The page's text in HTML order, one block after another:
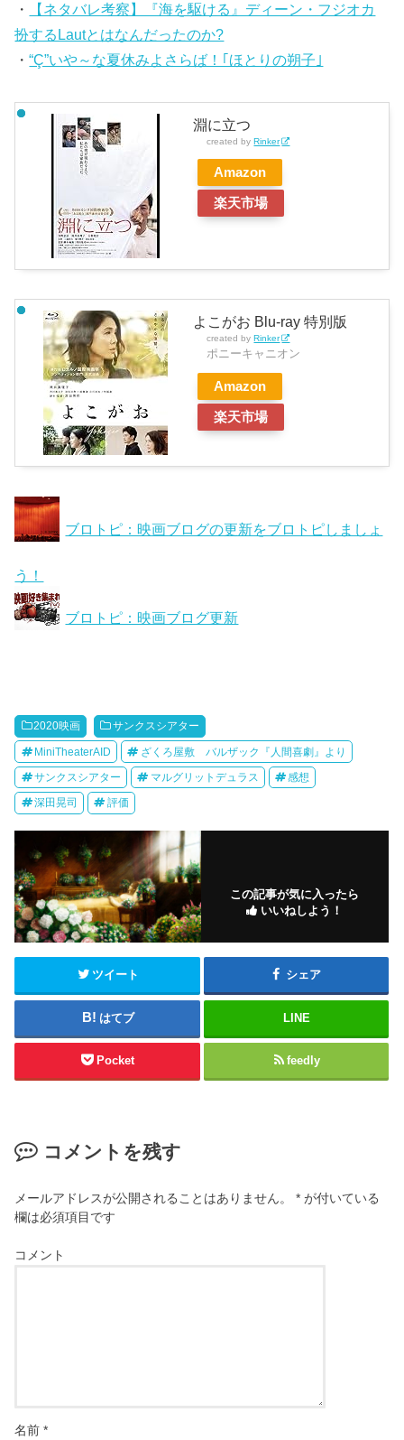
・
【ネタバレ考察】『海を駆ける』ディーン・フジオカ
扮するLautとはなんだったのか?
・“Ç”いや～な夏休みよさらば！｢ほとりの朔子｣
淵に立つ
created byRinker
Amazon
楽天市場
よこがお Blu-ray 特別版
created by Rinker
ポニーキャニオン
Amazon
楽天市場
ブロトピ：映画ブログの更新をブロトピしましょ
う！
ブロトピ：映画ブログ更新
2020映画 サンクスシアター
MiniTheaterAID ざくろ屋敷 バルザック『人間喜劇』より
サンクスシアター マルグリットデュラス 感想
深田晃司 評価
この記事が気に入ったら
いいねしよう！
ツイート シェア
はてブ LINE
Pocket feedly
コメントを残す
メールアドレスが公開されることはありません。 * が付いている
欄は必須項目です
コメント
名前*